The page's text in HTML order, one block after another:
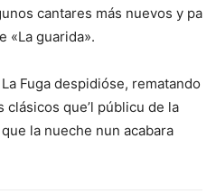
cantares más nuevos y pa
«La guarida».
Fuga despidióse, rematando
que’l públicu de la
la nueche nun acabara